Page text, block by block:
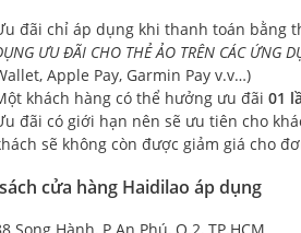
đãi chỉ áp dụng khi thanh toán bằng
ƯU ĐÃI CHO THẺ ẢO TRÊN CÁC ỨNG
Apple Pay, Garmin Pay v.v…)
khách hàng có thể hưởng ưu đãi 01
đãi có giới hạn nên sẽ ưu tiên cho
sẽ không còn được giảm giá cho
cửa hàng Haidilao áp dụng